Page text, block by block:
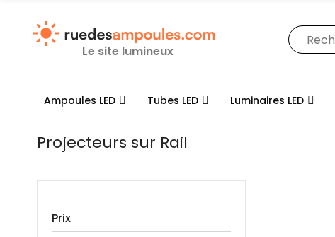
Le site lumineux
Ampoules LED Tubes LED Luminaires LED
Projecteurs sur Rail
Prix